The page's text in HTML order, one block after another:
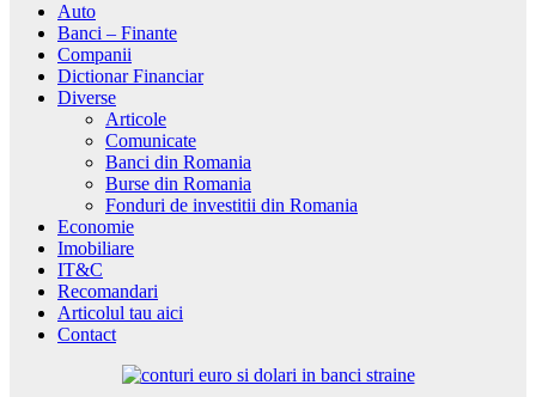
Auto
Banci – Finante
Companii
Dictionar Financiar
Diverse
Articole
Comunicate
Banci din Romania
Burse din Romania
Fonduri de investitii din Romania
Economie
Imobiliare
IT&C
Recomandari
Articolul tau aici
Contact